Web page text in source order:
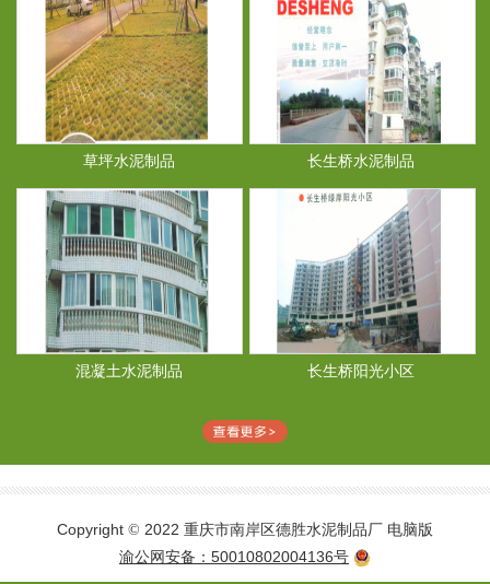
草坪水泥制品 长生桥水泥制品
混凝土水泥制品 长生桥阳光小区
Copyright © 2022 重庆市南岸区德胜水泥制品厂 电脑版
渝公网安备：50010802004136号